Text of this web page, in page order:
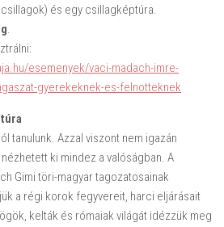
és egy csillagképtúra.
.
esemenyek/vaci-madach-imre-
gyerekeknek-es-felnotteknek
tanulunk. Azzal viszont nem igazán
ki mindez a valóságban. A
Gimi töri-magyar tagozatosainak
a régi korok fegyvereit, harci eljárásait
kelták és rómaiak világát idézzük meg